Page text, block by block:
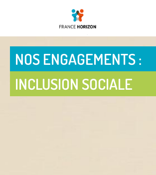
NOS ENGAGEMENTS :
INCLUSION SOCIALE